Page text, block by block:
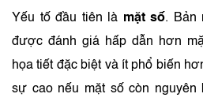
Yếu tố đầu tiên là mặt số. Bản
được đánh giá hấp dẫn hơn
họa tiết đặc biệt và ít phổ biến
sự cao nếu mặt số còn nguyên